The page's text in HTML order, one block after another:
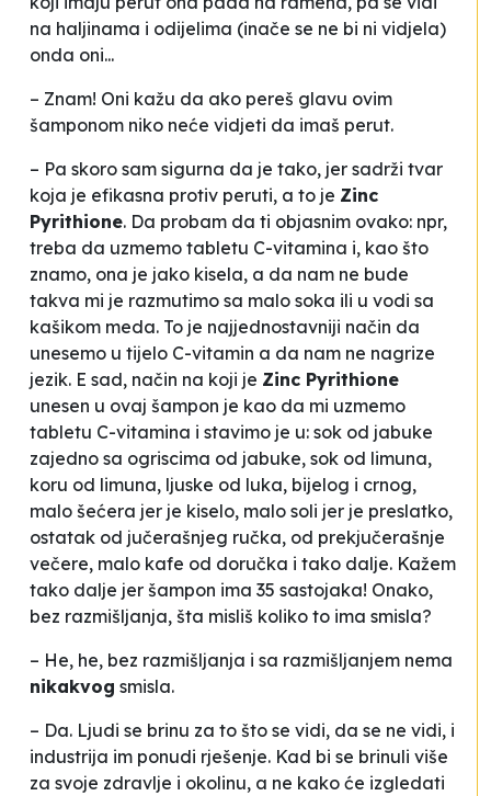
na haljinama i odijelima (inače se ne bi ni vidjela)
onda oni...
– Znam! Oni kažu da ako pereš glavu ovim
šamponom niko neće vidjeti da imaš perut.
– Pa skoro sam sigurna da je tako, jer sadrži tvar
koja je efikasna protiv peruti, a to je Zinc
Pyrithione. Da probam da ti objasnim ovako: npr,
treba da uzmemo tabletu C-vitamina i, kao što
znamo, ona je jako kisela, a da nam ne bude
takva mi je razmutimo sa malo soka ili u vodi sa
kašikom meda. To je najjednostavniji način da
unesemo u tijelo C-vitamin a da nam ne nagrize
jezik. E sad, način na koji je Zinc Pyrithione
unesen u ovaj šampon je kao da mi uzmemo
tabletu C-vitamina i stavimo je u: sok od jabuke
zajedno sa ogriscima od jabuke, sok od limuna,
koru od limuna, ljuske od luka, bijelog i crnog,
malo šećera jer je kiselo, malo soli jer je preslatko,
ostatak od jučerašnjeg ručka, od prekjučerašnje
večere, malo kafe od doručka i tako dalje. Kažem
tako dalje jer šampon ima 35 sastojaka! Onako,
bez razmišljanja, šta misliš koliko to ima smisla?
– He, he, bez razmišljanja i sa razmišljanjem nema
nikakvog smisla.
– Da. Ljudi se brinu za to što se vidi, da se ne vidi, i
industrija im ponudi rješenje. Kad bi se brinuli više
za svoje zdravlje i okolinu, a ne kako će izgledati